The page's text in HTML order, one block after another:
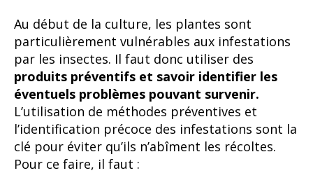
Au début de la culture, les plantes sont
particulièrement vulnérables aux infestations
par les insectes. Il faut donc utiliser des
produits préventifs et savoir identifier les
éventuels problèmes pouvant survenir.
L’utilisation de méthodes préventives et
l’identification précoce des infestations sont la
clé pour éviter qu’ils n’abîment les récoltes.
Pour ce faire, il faut :